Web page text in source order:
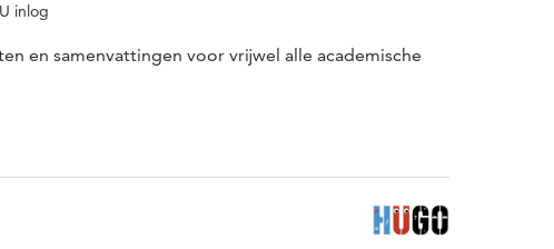
inlog
en samenvattingen voor vrijwel alle academische